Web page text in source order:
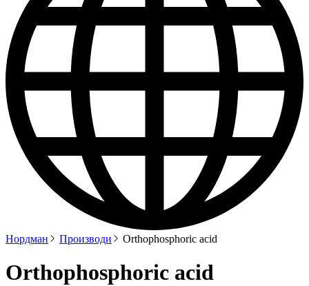
Нордман Производи Orthophosphoric acid
Orthophosphoric acid